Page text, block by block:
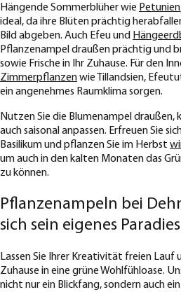
Hängende Sommerblüher wie Petunien
ideal, da ihre Blüten prächtig
Bild abgeben. Auch Efeu und
Pflanzenampel draußen prächtig und
sowie Frische in Ihr Zuhause. Für den
Zimmerpflanzenwie Tillandsien,
ein angenehmes Raumklima sorgen.
Nutzen Sie die Blumenampel draußen,
auch saisonal anpassen. Erfreuen Sie
Basilikum und pflanzen Sie im Herbst
um auch in den kalten Monaten das
zu können.
Pflanzenampeln bei
sich sein eigenes
Lassen Sie Ihrer Kreativität freien Lauf
Zuhause in eine grüne Wohlfühloase.
nicht nur ein Blickfang, sondern auch